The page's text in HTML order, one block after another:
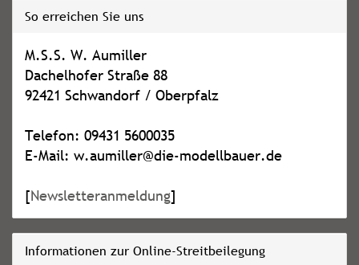
So erreichen Sie uns
M.S.S. W. Aumiller
Dachelhofer Straße 88
92421 Schwandorf / Oberpfalz
Telefon: 09431 5600035
E-Mail: w.aumiller@die-modellbauer.de
[Newsletteranmeldung]
Informationen zur Online-Streitbeilegung